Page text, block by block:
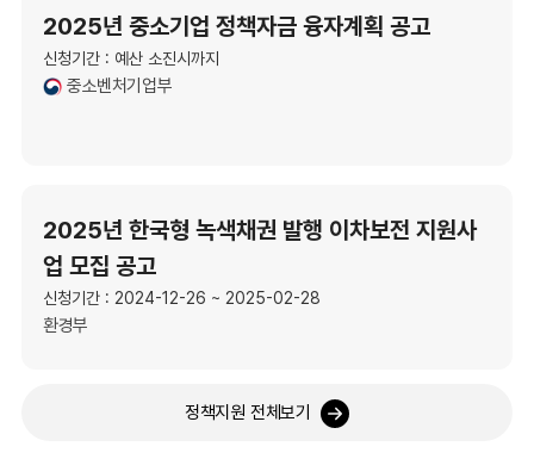
2025년 중소기업 정책자금 융자계획 공고
신청기간 : 예산 소진시까지
중소벤처기업부
2025년 한국형 녹색채권 발행 이차보전 지원사
업 모집 공고
신청기간 : 2024-12-26 ~ 2025-02-28
환경부
정책지원 전체보기